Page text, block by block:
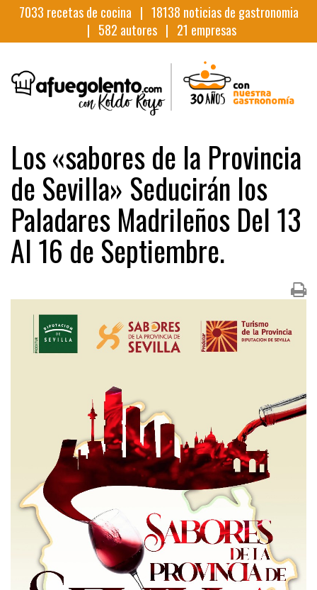
7033 recetas de cocina | 18138 noticias de gastronomia
| 582 autores | 21 empresas
Los «sabores de la Provincia
de Sevilla» Seducirán los
Paladares Madrileños Del 13
Al 16 de Septiembre.